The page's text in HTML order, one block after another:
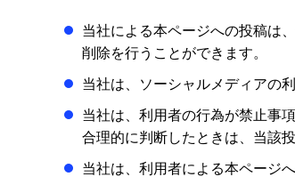
当社による本ページへの投稿は
削除を行うことができます。
当社は、ソーシャルメディアの
当社は、利用者の行為が禁止事
合理的に判断したときは、当該
当社は、利用者による本ページ